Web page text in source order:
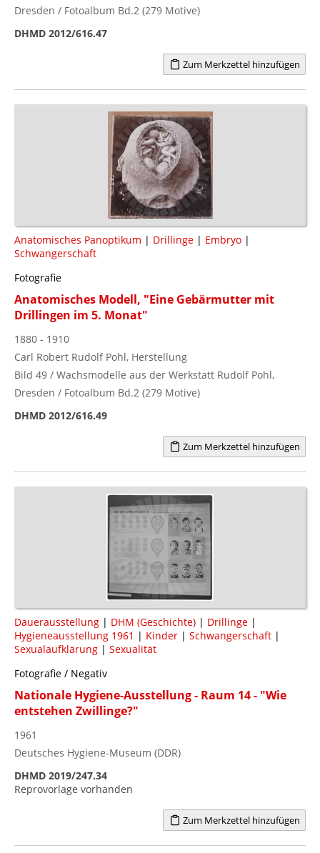
Dresden / Fotoalbum Bd.2 (279 Motive)
DHMD 2012/616.47
Zum Merkzettel hinzufügen
Anatomisches Panoptikum | Drillinge | Embryo |
Schwangerschaft
Fotografie
Anatomisches Modell, "Eine Gebärmutter mit
Drillingen im 5. Monat"
1880 - 1910
Carl Robert Rudolf Pohl, Herstellung
Bild 49 / Wachsmodelle aus der Werkstatt Rudolf Pohl,
Dresden / Fotoalbum Bd.2 (279 Motive)
DHMD 2012/616.49
Zum Merkzettel hinzufügen
Dauerausstellung | DHM (Geschichte) | Drillinge |
Hygieneausstellung 1961 | Kinder | Schwangerschaft |
Sexualaufklärung | Sexualität
Fotografie / Negativ
Nationale Hygiene-Ausstellung - Raum 14 - "Wie
entstehen Zwillinge?"
1961
Deutsches Hygiene-Museum (DDR)
DHMD 2019/247.34
Reprovorlage vorhanden
Zum Merkzettel hinzufügen